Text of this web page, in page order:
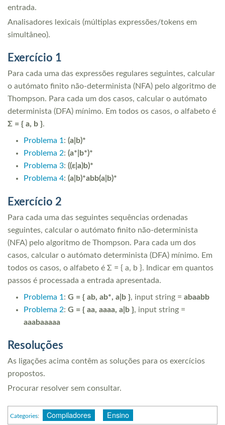
entrada.
Analisadores lexicais (múltiplas expressões/tokens em
simultâneo).
Exercício 1
Para cada uma das expressões regulares seguintes, calcular
o autómato finito não-determinista (NFA) pelo algoritmo de
Thompson. Para cada um dos casos, calcular o autómato
determinista (DFA) mínimo. Em todos os casos, o alfabeto é
Σ = { a, b }.
Problema 1: (a|b)*
Problema 2: (a*|b*)*
Problema 3: ((ε|a)b)*
Problema 4: (a|b)*abb(a|b)*
Exercício 2
Para cada uma das seguintes sequências ordenadas
seguintes, calcular o autómato finito não-determinista
(NFA) pelo algoritmo de Thompson. Para cada um dos
casos, calcular o autómato determinista (DFA) mínimo. Em
todos os casos, o alfabeto é Σ = { a, b }. Indicar em quantos
passos é processada a entrada apresentada.
Problema 1 : G = { ab, ab*, a|b }, input string = abaabb
Problema 2: G = { aa, aaaa, a|b }, input string =
aaabaaaaa
Resoluções
As ligações acima contêm as soluções para os exercícios
propostos.
Procurar resolver sem consultar.
Categories: Compiladores Ensino